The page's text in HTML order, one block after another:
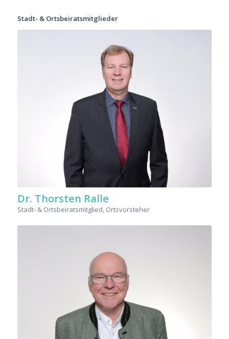
Stadt- & Ortsbeiratsmitglieder
Dr. Thorsten Ralle
Stadt- & Ortsbeiratsmitglied, Ortsvorsteher